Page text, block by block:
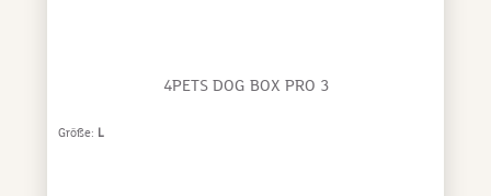
4PETS DOG BOX PRO 3
Größe: L